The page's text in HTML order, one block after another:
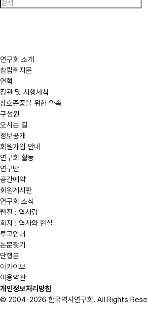
연구회 소개
창립취지문
연혁
정관 및 시행세칙
상호존중을 위한 약속
구성원
오시는 길
정보공개
회원가입 안내
연구회 활동
연구반
공간예약
회원게시판
연구회 소식
웹진 : 역사랑
회지 : 역사와 현실
투고안내
논문찾기
단행본
아카이브
이용약관
개인정보처리방침
© 2004-2026 한국역사연구회. All Rights